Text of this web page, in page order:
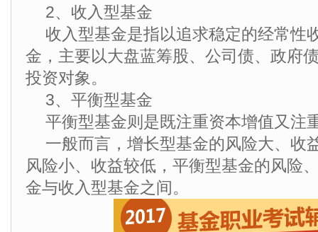
2、收入型基金
收入型基金是指以追求稳定的经常性
金，主要以大盘蓝筹股、公司债、政府
投资对象。
3、平衡型基金
平衡型基金则是既注重资本增值又注
一般而言，增长型基金的风险大、收
风险小、收益较低，平衡型基金的风险
金与收入型基金之间。